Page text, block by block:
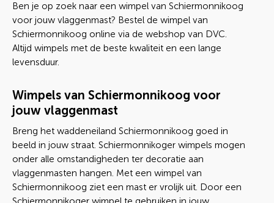
Ben je op zoek naar een wimpel van Schiermonnikoog
voor jouw vlaggenmast? Bestel de wimpel van
Schiermonnikoog online via de webshop van DVC.
Altijd wimpels met de beste kwaliteit en een lange
levensduur.
Wimpels van Schiermonnikoog voor
jouw vlaggenmast
Breng het waddeneiland Schiermonnikoog goed in
beeld in jouw straat. Schiermonnikoger wimpels mogen
onder alle omstandigheden ter decoratie aan
vlaggenmasten hangen. Met een wimpel van
Schiermonnikoog ziet een mast er vrolijk uit. Door een